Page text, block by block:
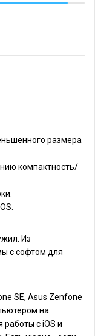
размера
компактность/
Из
с софтом для
SE, Asus Zenfone
на
работы с iOS и